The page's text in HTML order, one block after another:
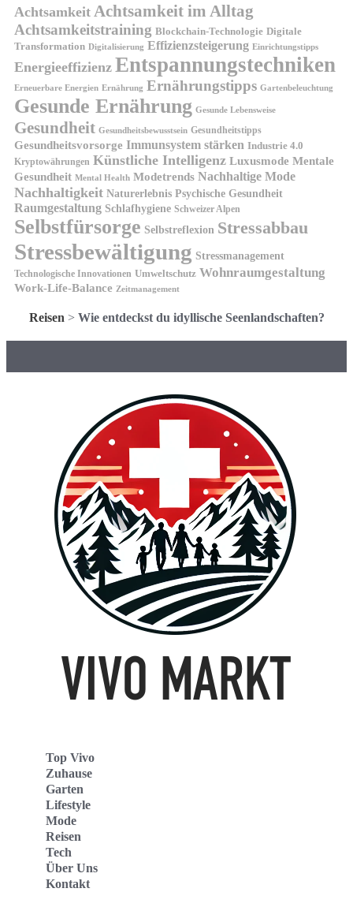
Achtsamkeit Achtsamkeit im Alltag
Achtsamkeitstraining Blockchain-Technologie Digitale
Transformation Digitalisierung Effizienzsteigerung Einrichtungstipps
Energieeffizienz Entspannungstechniken
Erneuerbare Energien Ernährung Ernährungstipps Gartenbeleuchtung
Gesunde Ernährung Gesunde Lebensweise
Gesundheit Gesundheitsbewusstsein Gesundheitstipps
Gesundheitsvorsorge Immunsystem stärken Industrie 4.0
Kryptowährungen Künstliche Intelligenz Luxusmode Mentale
Gesundheit Mental Health Modetrends Nachhaltige Mode
Nachhaltigkeit Naturerlebnis Psychische Gesundheit
Raumgestaltung Schlafhygiene Schweizer Alpen
Selbstfürsorge Selbstreflexion Stressabbau
Stressbewältigung Stressmanagement
Technologische Innovationen Umweltschutz Wohnraumgestaltung
Work-Life-Balance Zeitmanagement
Reisen > Wie entdeckst du idyllische Seenlandschaften?
Top Vivo
Zuhause
Garten
Lifestyle
Mode
Reisen
Tech
Über Uns
Kontakt